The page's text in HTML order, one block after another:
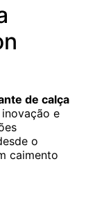
de calça
e
o
caimento